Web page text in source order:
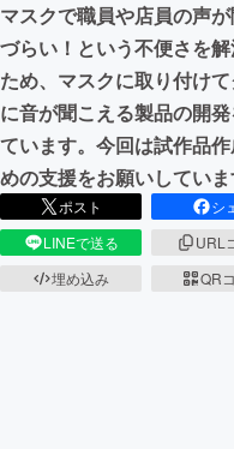
CAMPFIREふるさ
マスクで職員や店員の声が
づらい！という不便さを
ため、マスクに取り付け
に音が聞こえる製品の開
ています。今回は試作品
めの支援をお願いしていま
ポスト
シ
LINEで送る
URL
埋め込み
QR